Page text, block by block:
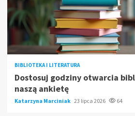
BIBLIOTEKA I LITERATURA
Dostosuj godziny otwarcia
naszą ankietę
Katarzyna Marciniak 23 lipca 2026 64